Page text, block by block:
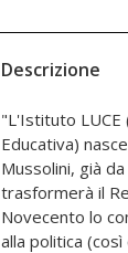
Descrizione
"L'Istituto LUCE
Educativa)
Mussolini, già
trasformerà il
Novecento lo
alla politica
sperimentazione.
livello tecnico
emotivo;
poche nelle
preferiscono i
questi